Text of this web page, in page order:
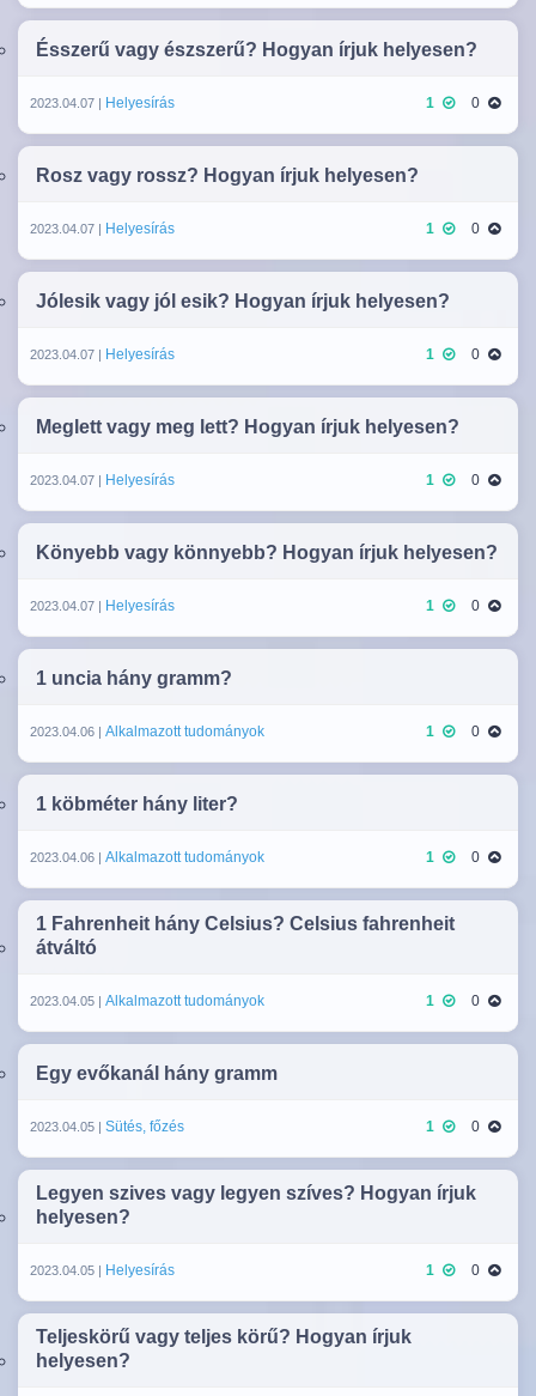
Ésszerű vagy észszerű? Hogyan írjuk helyesen?
2023.04.07 | Helyesírás 1 0
Rosz vagy rossz? Hogyan írjuk helyesen?
2023.04.07 | Helyesírás 1 0
Jólesik vagy jól esik? Hogyan írjuk helyesen?
2023.04.07 | Helyesírás 1 0
Meglett vagy meg lett? Hogyan írjuk helyesen?
2023.04.07 | Helyesírás 1 0
Könyebb vagy könnyebb? Hogyan írjuk helyesen?
2023.04.07 | Helyesírás 1 0
1 uncia hány gramm?
2023.04.06 | Alkalmazott tudományok 1 0
1 köbméter hány liter?
2023.04.06 | Alkalmazott tudományok 1 0
1 Fahrenheit hány Celsius? Celsius fahrenheit
átváltó
2023.04.05 | Alkalmazott tudományok 1 0
Egy evőkanál hány gramm
2023.04.05 | Sütés, főzés 1 0
Legyen szives vagy legyen szíves? Hogyan írjuk
helyesen?
2023.04.05 | Helyesírás 1 0
Teljeskörű vagy teljes körű? Hogyan írjuk
helyesen?